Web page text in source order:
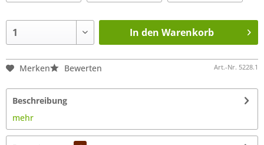
In den Warenkorb
Merken Bewerten Art.-Nr. 5228.1
Beschreibung
mehr